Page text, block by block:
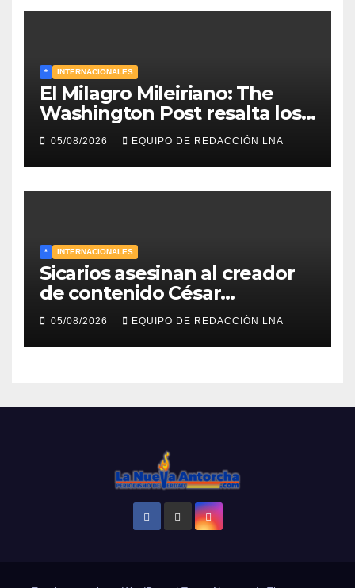
* INTERNACIONALES
El Milagro Mileiriano: The
Washington Post resalta los
resultados de la economía de
Milei y lo califica como «El
renacimiento de Argentina
continúa»
05/08/2026 EQUIPO DE REDACCIÓN LNA
* INTERNACIONALES
Sicarios asesinan al creador
de contenido César
Gastélum durante una
transmisión en vivo
05/08/2026 EQUIPO DE REDACCIÓN LNA